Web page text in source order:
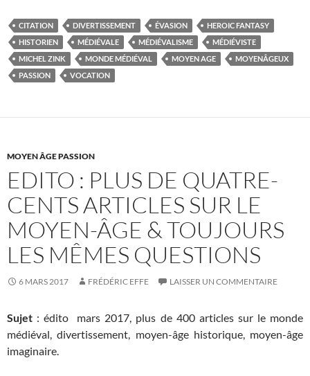
CITATION DIVERTISSEMENT ÉVASION
HEROIC FANTASY
HISTORIEN
MÉDIÉVALE MÉDIÉVALISME
MÉDIÉVISTE
MICHEL ZINK
MONDE MÉDIÉVAL MOYEN AGE
MOYENÂGEUX
PASSION
VOCATION
MOYEN ÂGE PASSION
EDITO : PLUS DE QUATRE-
CENTS ARTICLES SUR LE
MOYEN-ÂGE & TOUJOURS
LES MÊMES QUESTIONS
6 MARS 2017 FRÉDÉRIC EFFE LAISSER UN COMMENTAIRE
Sujet : édito mars 2017, plus de 400 articles sur le monde
médiéval, divertissement, moyen-âge historique, moyen-âge
imaginaire.